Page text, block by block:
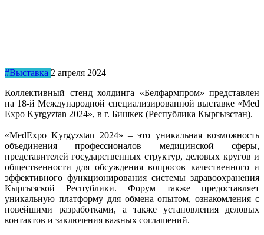
#Выставка 2 апреля 2024
Коллективный стенд холдинга «Белфармпром» представлен
на 18-й Международной специализированной выставке «Med
Expo Kyrgyztan 2024», в г. Бишкек (Республика Кыргызстан).
«MedExpo Kyrgyzstan 2024» – это уникальная возможность
объединения профессионалов медицинской сферы,
представителей государственных структур, деловых кругов и
общественности для обсуждения вопросов качественного и
эффективного функционирования системы здравоохранения
Кыргызской Республики. Форум также предоставляет
уникальную платформу для обмена опытом, ознакомления с
новейшими разработками, а также установления деловых
контактов и заключения важных соглашений.